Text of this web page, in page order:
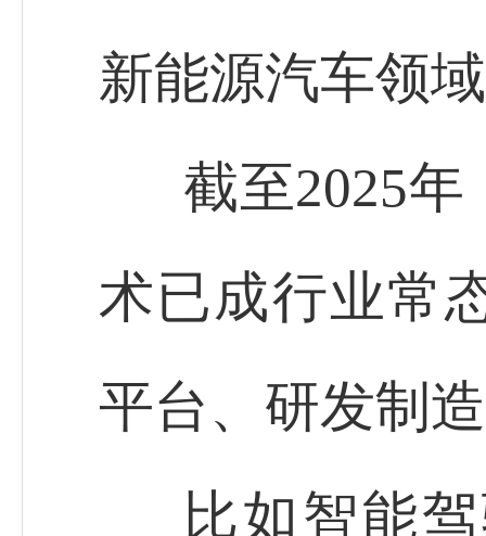
新能源汽车领
截至2025
术已成行业常
平台、研发制
比如智能